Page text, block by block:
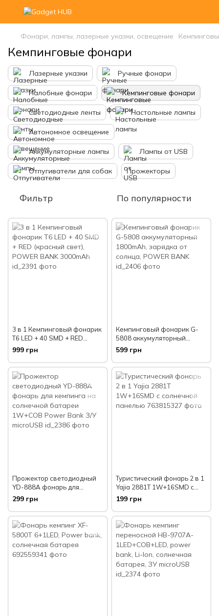
Фонари, лампы, лазерные указки, освещение
Кемпинговые фонари
Лазерные указки Ручные фонари
Налобные фонари Кемпинговые фонари
Светодиодные ленты Настольные лампы
Автономное освещение
Аккумуляторные лампы Лампы от USB
Отпугиватели для собак Прожекторы
Фильтр По популярности
3 в 1 Кемпинговый фонарик
T6 LED + 40 SMD + RED
(красный свет), POWER
BANK 3000mAh
999 грн
Кемпинговый фонарик G-
5808 аккумуляторный
1800mAh, зарядка от
солнца, POWER BANK
599 грн
Прожектор светодиодный
YD-888A фонарь для
кемпинга на солнечной
батареи 1W+COB Power
Bank З/У microUSB
299 грн
Туристический фонарь 2 в 1
Yajia 2881T 1W+16SMD с
солнечной панелью
199 грн